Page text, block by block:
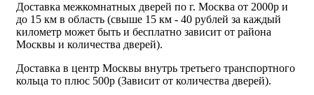
Доставка межкомнатных дверей по г. Москва от 2000р и
до 15 км в область (свыше 15 км - 40 рублей за каждый
километр может быть и бесплатно зависит от района
Москвы и количества дверей).
Доставка в центр Москвы внутрь третьего транспортного
кольца то плюс 500р (Зависит от количества дверей).